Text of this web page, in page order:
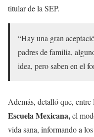
titular de la SEP.
“Hay una gran
padres de familia,
idea, pero saben en el
Además, detalló que,
Escuela Mexicana,el
vida sana, informando a